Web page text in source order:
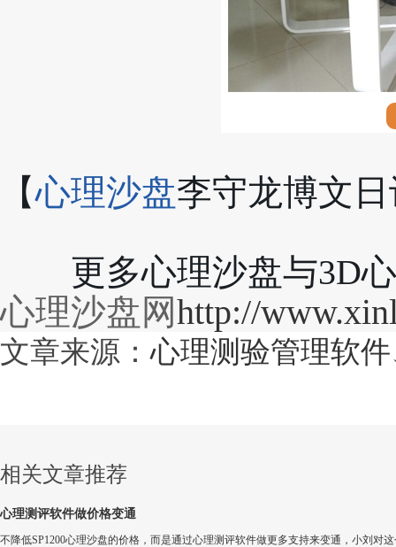
【心理沙盘李守龙博文日
更多心理沙盘与3D
心理沙盘网http://
文章来源：心理测验管理软件
相关文章推荐
心理测评软件做价格变通
不降低SP1200心理沙盘的价格，而是通过心理测评软件做更多支持来变通，小刘对